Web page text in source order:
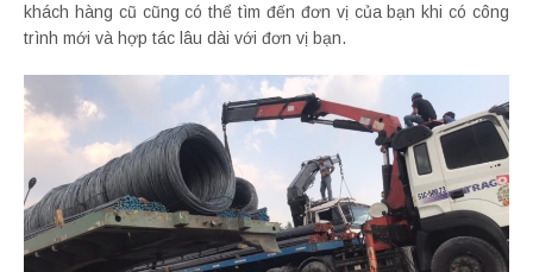
khách hàng cũ cũng có thể tìm đến đơn vị của bạn khi có công
trình mới và hợp tác lâu dài với đơn vị bạn.